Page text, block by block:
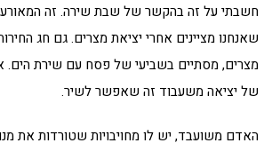
חשבתי על זה בהקשר של שבת שירה. זה
שאנחנו מציינים אחרי יציאת מצרים. גם חג
מצרים, מסתיים בשביעי של פסח עם שירת הים.
של יציאה משעבוד זה שאפשר לשיר.
האדם משועבד, יש לו מחויבויות שטורדות את